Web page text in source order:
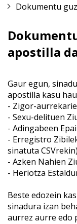
Dokumentu
apostilla
Gaur egun,
apostilla kasu
- Zigor-
- Sexu-delituen
- Adingabeen
- Erregistro
sinatuta CSVrekin)
- Azken Nahien
- Heriotza
Beste edozein
sinadura izan
aurrez aurre edo